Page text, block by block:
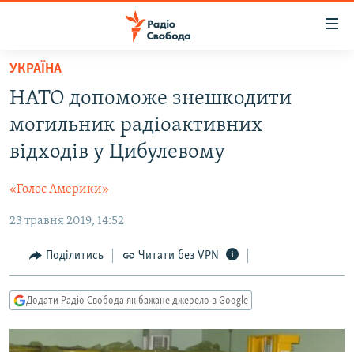
Перейти
основного
матеріалу
Перейти
до
основної
Перейти
пошуку
ВСЕ ЗА ДОБУ
СТАТТІ
ЕКОНОМІКА
СУСПІЛЬСТВО
КУЛЬТУРА
УКРАЇНА
СВІТ
РОСІЙСЬКА «ФІЛЬТРАЦІЯ»
ДОНБАС.РЕАЛІЇ
КРИМ.РЕАЛІЇ
СХЕМИ
КИТАЙ.ВИКЛИКИ
УКРАЇНА
НАТО допоможе знешкодити
могильник радіоактивних
відходів у Цибулевому
«Голос Америки»
23 травня 2019, 14:52
Поділитись Читати без VPN
Додати Радіо Свобода як бажане джерело в Google